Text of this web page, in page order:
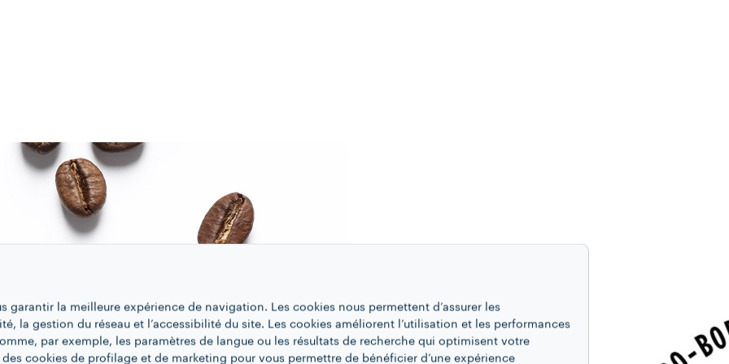
garantir la meilleure expérience de navigation. Les cookies nous permettent d’assurer les
la gestion du réseau et l’accessibilité du site. Les cookies améliorent l’utilisation et les performances
par exemple, les paramètres de langue ou les résultats de recherche qui optimisent votre
cookies de profilage et de marketing pour vous permettre de bénéficier d’une expérience